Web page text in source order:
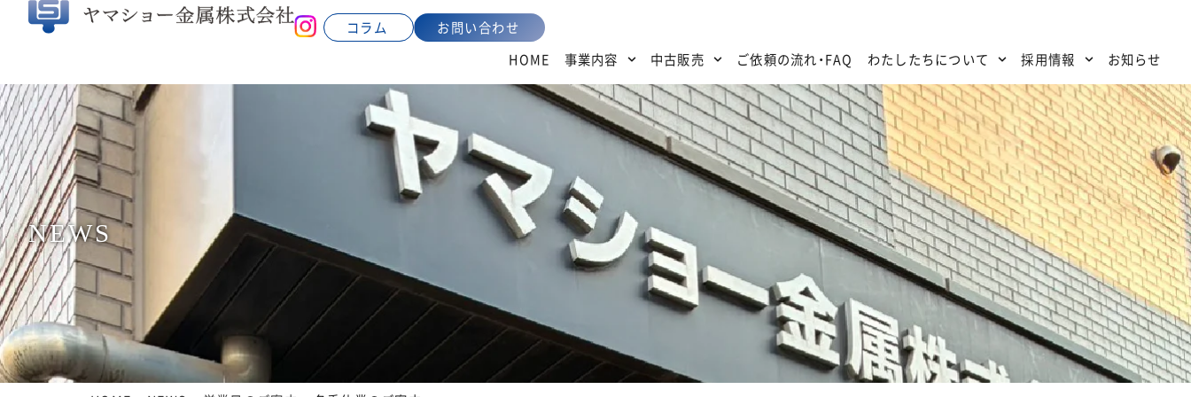
コラム
お問い合わせ
HOME
事業内容 中古販売 ご依頼の流れ・FAQ わたしたちについて 採用情報 お知らせ
NEWS